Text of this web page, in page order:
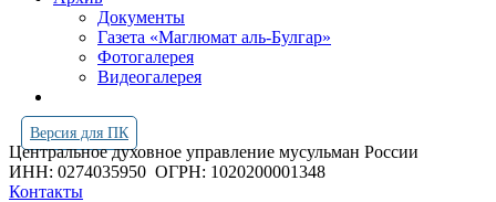
Документы
Газета «Маглюмат аль-Булгар»
Фотогалерея
Видеогалерея
Версия для ПК
Центральное духовное управление мусульман России
ИНН: 0274035950 ОГРН: 1020200001348
Контакты